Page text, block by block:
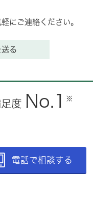
にご連絡ください。
る
度 No.1 ※
電話で相談する